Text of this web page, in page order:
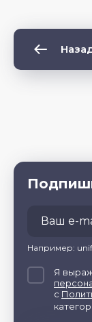
Например:
Я
с